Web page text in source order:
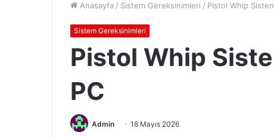
Anasayfa / Sistem Gereksinimleri / Pistol Whip
Sistem Gereksinimleri
Pistol Whip
PC
Admin 18 Mayıs 2026